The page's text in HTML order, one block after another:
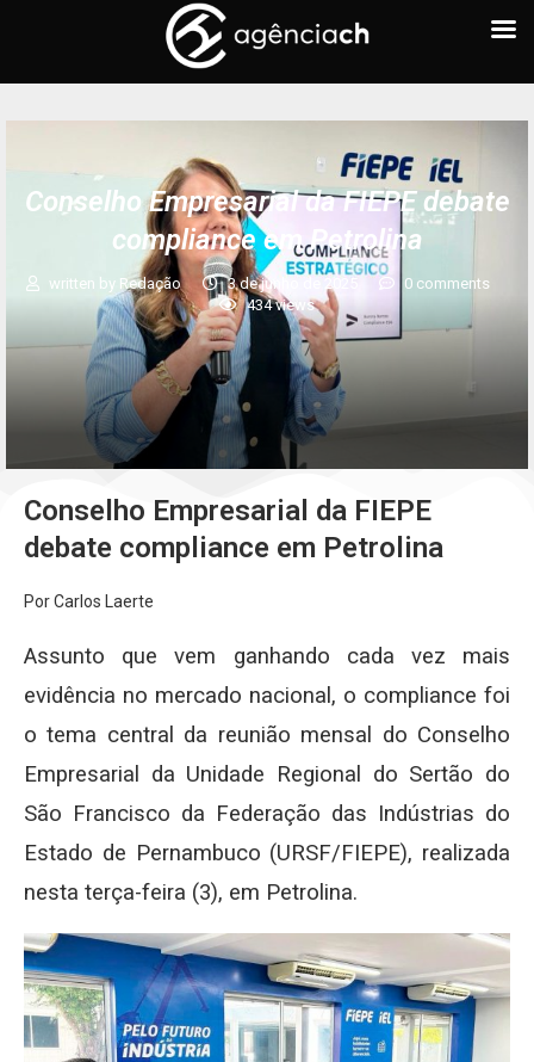
Conselho Empresarial da FIEPE debate
compliance em Petrolina
written by Redação 3 de junho de 2025
0 comments
434views
Conselho Empresarial da FIEPE
debate compliance em Petrolina
Por Carlos Laerte
Assunto que vem ganhando cada vez mais
evidência no mercado nacional, o compliance foi
o tema central da reunião mensal do Conselho
Empresarial da Unidade Regional do Sertão do
São Francisco da Federação das Indústrias do
Estado de Pernambuco (URSF/FIEPE), realizada
nesta terça-feira (3), em Petrolina.